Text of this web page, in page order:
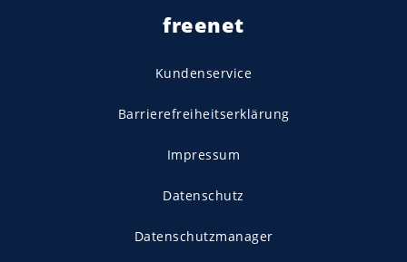
freenet
Kundenservice
Barrierefreiheitserklärung
Impressum
Datenschutz
Datenschutzmanager